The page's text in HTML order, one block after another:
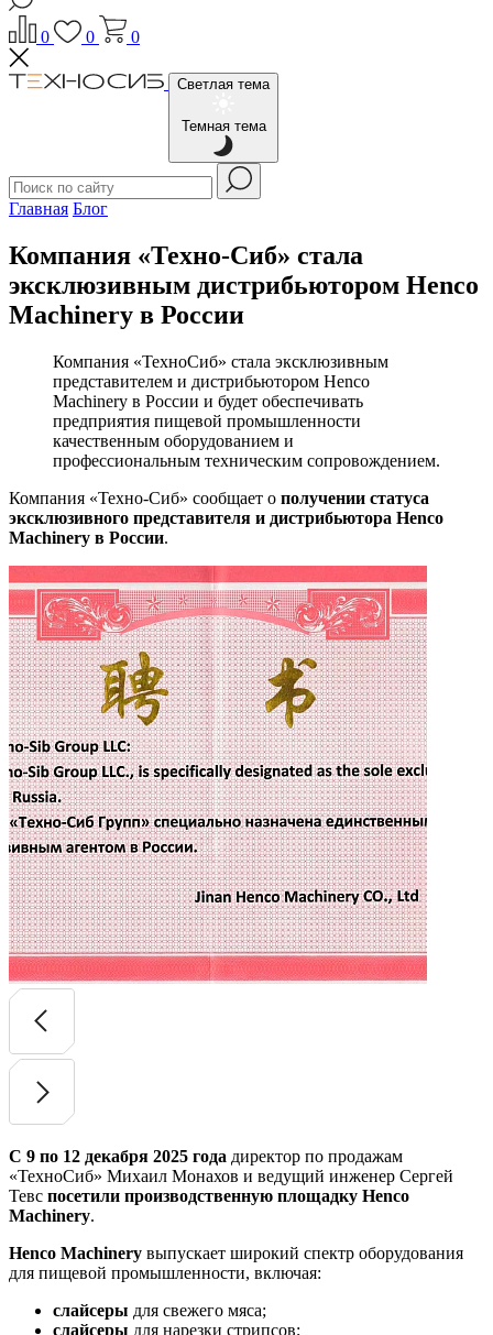
0 0 0
Светлая тема
Темная тема
Главная Блог
Компания «Техно-Сиб» стала
эксклюзивным дистрибьютором Henco
Machinery в России
Компания «ТехноСиб» стала эксклюзивным
представителем и дистрибьютором Henco
Machinery в России и будет обеспечивать
предприятия пищевой промышленности
качественным оборудованием и
профессиональным техническим сопровождением.
Компания «Техно-Сиб» сообщает о получении статуса
эксклюзивного представителя и дистрибьютора Henco
Machinery в России.
С 9 по 12 декабря 2025 года директор по продажам
«ТехноСиб» Михаил Монахов и ведущий инженер Сергей
Тевс посетили производственную площадку Henco
Machinery.
Henco Machinery выпускает широкий спектр оборудования
для пищевой промышленности, включая:
слайсеры для свежего мяса;
слайсеры для нарезки стрипсов;